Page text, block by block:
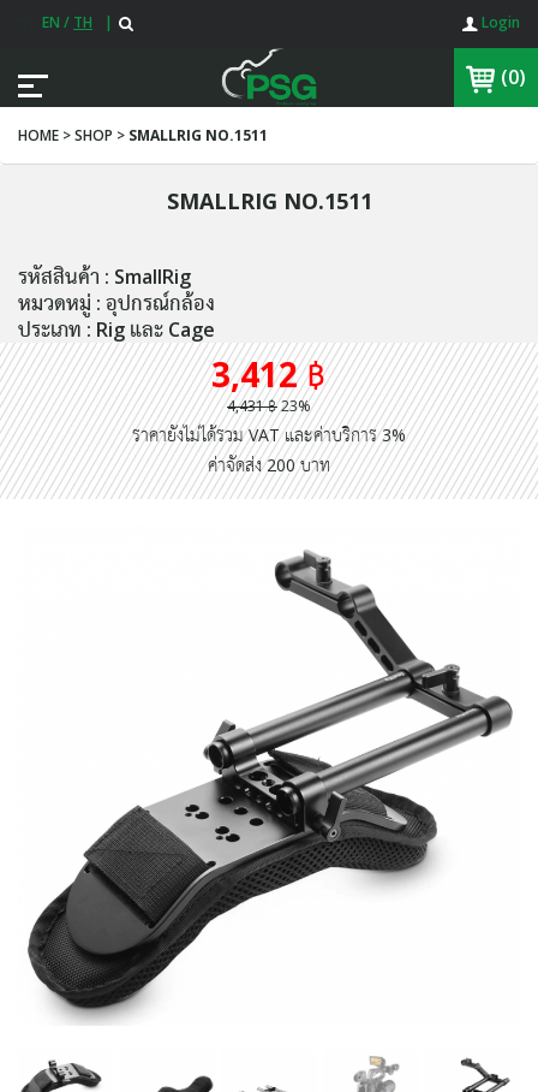
EN / TH | Login
(0)
HOME > SHOP > SMALLRIG NO.1511
SMALLRIG NO.1511
รหัสสินค้า : SmallRig
หมวดหมู่ : อุปกรณ์กล้อง
ประเภท : Rig และ Cage
3,412 ฿
4,431 ฿23%
ราคายังไม่ได้รวม VAT และค่าบริการ 3%
ค่าจัดส่ง 200 บาท